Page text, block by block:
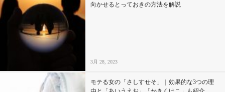
向かせるとっておきの方法を解説
3月 28, 2023
モテる女の「さしすせそ」｜効果的な3つの理